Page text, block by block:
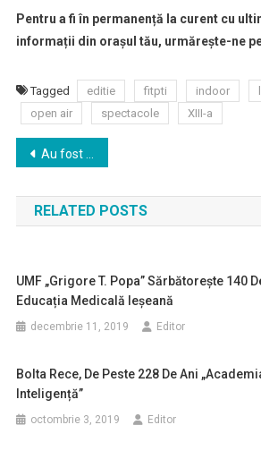
Pentru a fi în permanență la curent cu
informații din orașul tău, urmărește-ne
Tagged editie fitpti indoor
open air
spectacole XIII-a
Navigare
în
articole
Au fost finalizate o parte din lucrările de modernizare a Spitalului de Copii “Sf. Maria” din Iaşi
RELATED POSTS
UMF „Grigore T. Popa” Sărbătorește 140
Educația Medicală Ieșeană
decembrie 11, 2019 Editor
Bolta Rece, De Peste 228 De Ani
Inteligență”
octombrie 3, 2019 Editor